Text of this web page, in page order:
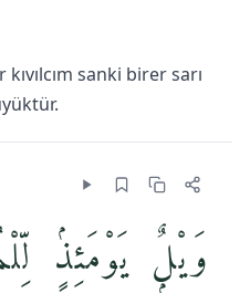
sanki birer sarı
وَيْلٌۭ يَوْمَئِذٍۢ